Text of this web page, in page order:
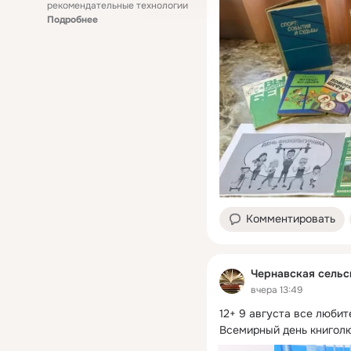
рекомендательные технологии
Подробнее
Комментировать
Чернавская
вчера 13:49
12+ 9 августа все
Всемирный день